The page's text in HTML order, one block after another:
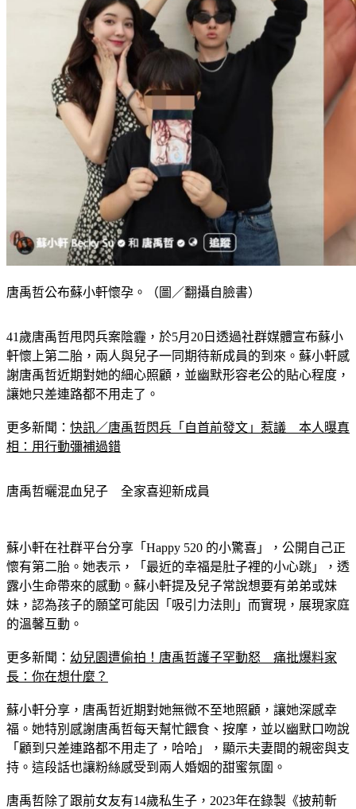
唐禹哲公布蘇小軒懷孕。（圖／翻攝自臉書）
41歲唐禹哲甩閃兵案陰霾，於5月20日透過社群媒體宣布蘇小
軒懷上第二胎，兩人與兒子一同期待新成員的到來。蘇小軒感
謝唐禹哲近期對她的細心照顧，並幽默形容老公的貼心程度，
讓她只差連路都不用走了。
更多新聞： 快訊／唐禹哲閃兵「自首前發文」惹議　本人曝真
相：用行動彌補過錯
唐禹哲曬混血兒子　全家喜迎新成員
蘇小軒在社群平台分享「Happy 520 的小驚喜」，公開自己正
懷有第二胎。她表示，「最近的幸福是肚子裡的小心跳」，透
露小生命帶來的感動。蘇小軒提及兒子常說想要有弟弟或妹
妹，認為孩子的願望可能因「吸引力法則」而實現，展現家庭
的溫馨互動。
更多新聞： 幼兒園遭偷拍！唐禹哲護子罕動怒　痛批爆料家
長：你在想什麼？
蘇小軒分享，唐禹哲近期對她無微不至地照顧，讓她深感幸
福。她特別感謝唐禹哲每天幫忙餵食、按摩，並以幽默口吻說
「顧到只差連路都不用走了，哈哈」，顯示夫妻間的親密與支
持。這段話也讓粉絲感受到兩人婚姻的甜蜜氛圍。
唐禹哲除了跟前女友有14歲私生子，2023年在錄製《披荊斬